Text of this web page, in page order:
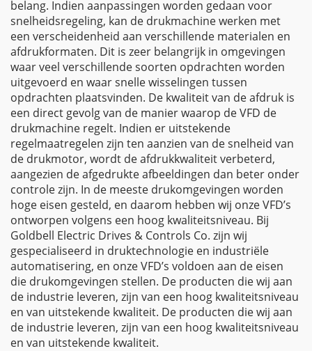
belang. Indien aanpassingen worden gedaan voor
snelheidsregeling, kan de drukmachine werken met
een verscheidenheid aan verschillende materialen en
afdrukformaten. Dit is zeer belangrijk in omgevingen
waar veel verschillende soorten opdrachten worden
uitgevoerd en waar snelle wisselingen tussen
opdrachten plaatsvinden. De kwaliteit van de afdruk is
een direct gevolg van de manier waarop de VFD de
drukmachine regelt. Indien er uitstekende
regelmaatregelen zijn ten aanzien van de snelheid van
de drukmotor, wordt de afdrukkwaliteit verbeterd,
aangezien de afgedrukte afbeeldingen dan beter onder
controle zijn. In de meeste drukomgevingen worden
hoge eisen gesteld, en daarom hebben wij onze VFD’s
ontworpen volgens een hoog kwaliteitsniveau. Bij
Goldbell Electric Drives & Controls Co. zijn wij
gespecialiseerd in druktechnologie en industriële
automatisering, en onze VFD’s voldoen aan de eisen
die drukomgevingen stellen. De producten die wij aan
de industrie leveren, zijn van een hoog kwaliteitsniveau
en van uitstekende kwaliteit. De producten die wij aan
de industrie leveren, zijn van een hoog kwaliteitsniveau
en van uitstekende kwaliteit.